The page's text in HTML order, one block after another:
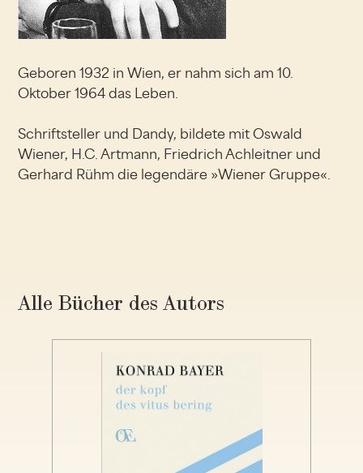
Geboren 1932 in Wien, er nahm sich am 10.
Oktober 1964 das Leben.
Schriftsteller und Dandy, bildete mit Oswald
Wiener, H.C. Artmann, Friedrich Achleitner und
Gerhard Rühm die legendäre »Wiener Gruppe«.
Alle Bücher des Autors